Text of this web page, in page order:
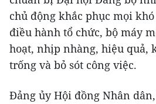
chủ động khắc phục mọi
điều hành tổ chức, bộ máy
hoạt, nhịp nhàng, hiệu quả,
trống và bỏ sót công việc.
Đảng ủy Hội đồng Nhân